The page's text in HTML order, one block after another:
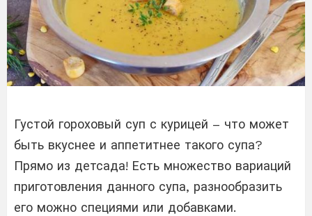
Густой гороховый суп с курицей – что может
быть вкуснее и аппетитнее такого супа?
Прямо из детсада! Есть множество вариаций
приготовления данного супа, разнообразить
его можно специями или добавками.